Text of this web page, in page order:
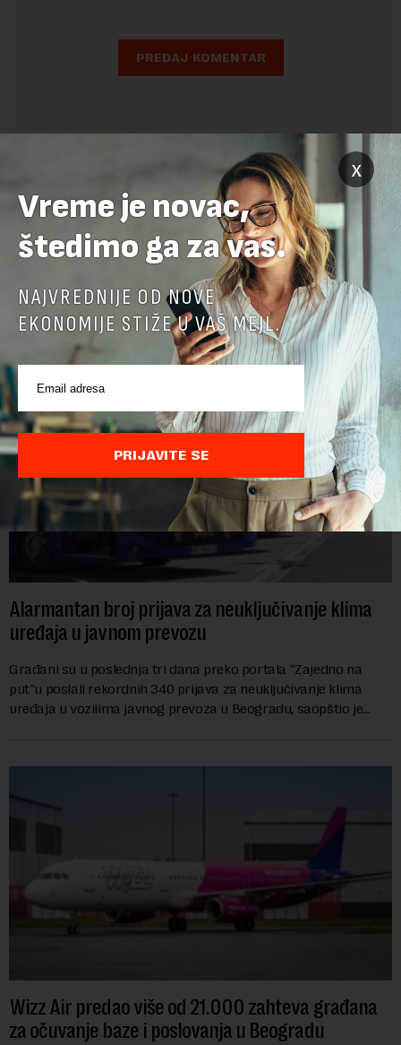
POVEZANI SADRŽAJI
Alarmantan broj prijava za neuključivanje klima
uređaja u javnom prevozu
Građani su u poslednja tri dana preko portala "Zajedno na
put"u poslali rekordnih 340 prijava za neuključivanje klima
uređaja u vozilima javnog prevoza u Beogradu, saopštio je
Wizz Air predao više od 21.000 zahteva građana
za očuvanje baze i poslovanja u Beogradu
x
Vreme je novac,
štedimo ga za vas.
NAJVREDNIJE OD NOVE
EKONOMIJE STIŽE U VAŠ MEJL.
PRIJAVITE SE